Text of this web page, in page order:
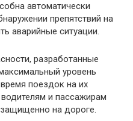
автоматически
препятствий на
аварийные ситуации.
разработанные
уровень
поездок на их
и пассажирам
защищенно на дороге.